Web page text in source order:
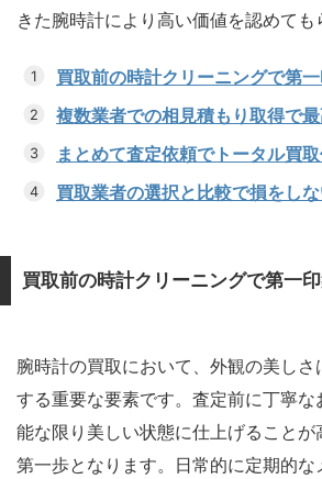
きた腕時計により高い価値を認めても
買取前の時計クリーニングで第
複数業者での相見積もり取得で
まとめて査定依頼でトータル買
買取業者の選択と比較で損をし
買取前の時計クリーニングで第一
腕時計の買取において、外観の美し
する重要な要素です。査定前に丁寧
能な限り美しい状態に仕上げることが
第一歩となります。日常的に定期的な